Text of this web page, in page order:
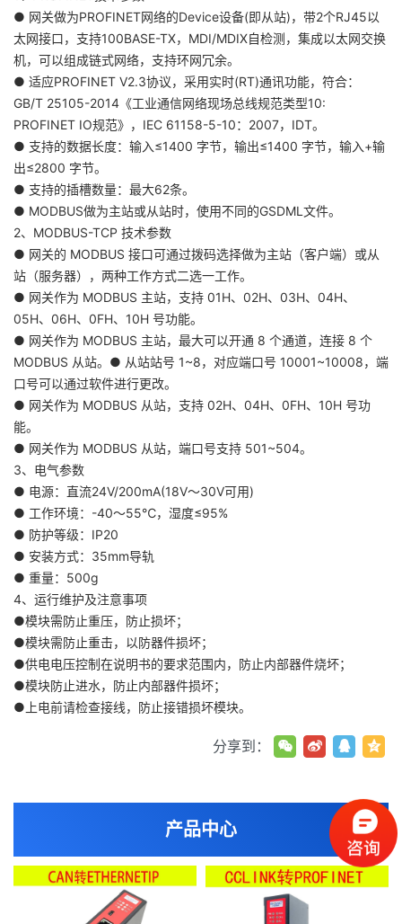
产品中心
● 网关做为PROFINET网络的Device设备(即从站)，带2个RJ45以
太网接口，支持100BASE-TX，MDI/MDIX自检测，集成以太网交换
机，可以组成链式网络，支持环网冗余。
● 适应PROFINET V2.3协议，采用实时(RT)通讯功能，符合：
GB/T 25105-2014《工业通信网络现场总线规范类型10:
PROFINET IO规范》，IEC 61158-5-10：2007，IDT。
● 支持的数据长度：输入≤1400 字节，输出≤1400 字节，输入+输
出≤2800 字节。
● 支持的插槽数量：最大62条。
● MODBUS做为主站或从站时，使用不同的GSDML文件。
2、MODBUS-TCP 技术参数
● 网关的 MODBUS 接口可通过拨码选择做为主站（客户端）或从
站（服务器），两种工作方式二选一工作。
● 网关作为 MODBUS 主站，支持 01H、02H、03H、04H、
05H、06H、0FH、10H 号功能。
● 网关作为 MODBUS 主站，最大可以开通 8 个通道，连接 8 个
MODBUS 从站。● 从站站号 1~8，对应端口号 10001~10008，端
口号可以通过软件进行更改。
● 网关作为 MODBUS 从站，支持 02H、04H、0FH、10H 号功
能。
● 网关作为 MODBUS 从站，端口号支持 501~504。
3、电气参数
● 电源：直流24V/200mA(18V～30V可用)
● 工作环境：-40～55℃，湿度≤95%
● 防护等级：IP20
● 安装方式：35mm导轨
● 重量：500g
4、运行维护及注意事项
●模块需防止重压，防止损坏；
●模块需防止重击，以防器件损坏；
●供电电压控制在说明书的要求范围内，防止内部器件烧坏；
●模块防止进水，防止内部器件损坏；
●上电前请检查接线，防止接错损坏模块。
分享到：